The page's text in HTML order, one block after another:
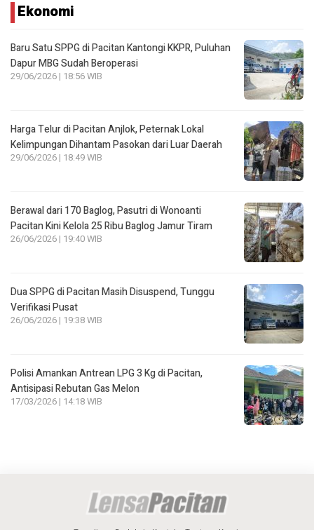
Ekonomi
Baru Satu SPPG di Pacitan Kantongi KKPR, Puluhan
Dapur MBG Sudah Beroperasi
29/06/2026 | 18:56 WIB
Harga Telur di Pacitan Anjlok, Peternak Lokal
Kelimpungan Dihantam Pasokan dari Luar Daerah
29/06/2026 | 18:49 WIB
Berawal dari 170 Baglog, Pasutri di Wonoanti
Pacitan Kini Kelola 25 Ribu Baglog Jamur Tiram
26/06/2026 | 19:40 WIB
Dua SPPG di Pacitan Masih Disuspend, Tunggu
Verifikasi Pusat
26/06/2026 | 19:38 WIB
Polisi Amankan Antrean LPG 3 Kg di Pacitan,
Antisipasi Rebutan Gas Melon
17/03/2026 | 14:18 WIB